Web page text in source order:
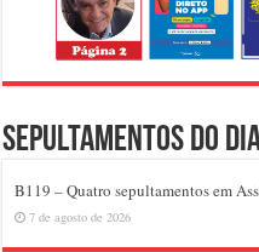
Sepultamentos do
B119 – Quatro sepultamentos em
7 de agosto de 2026